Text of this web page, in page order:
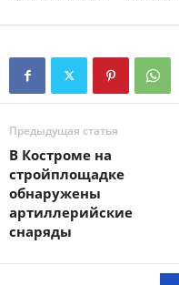
Предыдущая статья
В Костроме на
стройплощадке
обнаружены
артиллерийские
снаряды